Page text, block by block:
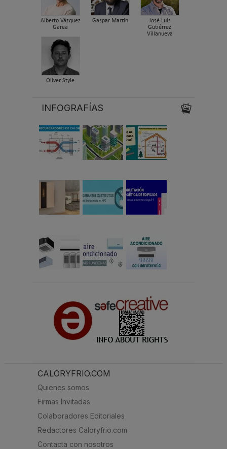
Alberto Vázquez
Garea
Gaspar Martín
José Luis
Gutiérrez
Villanueva
Oliver Style
INFOGRAFÍAS
CALORYFRIO.COM
Quienes somos
Firmas Invitadas
Colaboradores Editoriales
Redactores Caloryfrio.com
Contacta con nosotros